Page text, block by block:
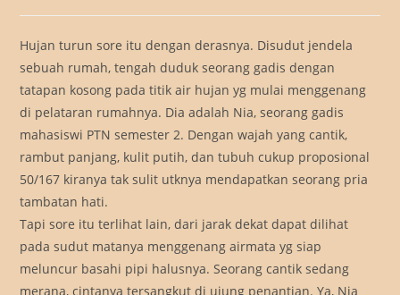
Hujan turun sore itu dengan derasnya. Disudut jendela
sebuah rumah, tengah duduk seorang gadis dengan
tatapan kosong pada titik air hujan yg mulai menggenang
di pelataran rumahnya. Dia adalah Nia, seorang gadis
mahasiswi PTN semester 2. Dengan wajah yang cantik,
rambut panjang, kulit putih, dan tubuh cukup proposional
50/167 kiranya tak sulit utknya mendapatkan seorang pria
tambatan hati.
Tapi sore itu terlihat lain, dari jarak dekat dapat dilihat
pada sudut matanya menggenang airmata yg siap
meluncur basahi pipi halusnya. Seorang cantik sedang
merana, cintanya tersangkut di ujung penantian. Ya, Nia